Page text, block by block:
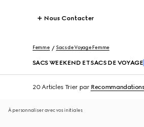
Nous Contacter
Femme Sacs de Voyage Femme
SACS WEEKEND ET SACS DE VOYAGE
20 Articles Trier par Recommandations
À personnaliser avec vos initiales